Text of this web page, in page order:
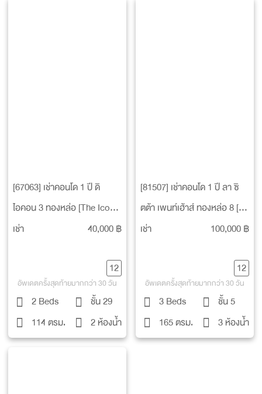
[67063] เช่าคอนโด 1 ปี ดิ
ไอคอน 3 ทองหล่อ [The Icon
III Thonglor]
เช่า 40,000 ฿
12
อัพเดตครั้งสุดท้ายมากกว่า 30 วัน
2 Beds
114 ตรม.
ชั้น 29
2 ห้องน้ำ
[81507] เช่าคอนโด 1 ปี ลา ซิ
ตต้า เพนท์เฮ้าส์ ทองหล่อ 8 [La
Citta Penthouse Thonglor
เช่า 100,000 ฿
12
อัพเดตครั้งสุดท้ายมากกว่า 30 วัน
3 Beds
165 ตรม.
ชั้น 5
3 ห้องน้ำ